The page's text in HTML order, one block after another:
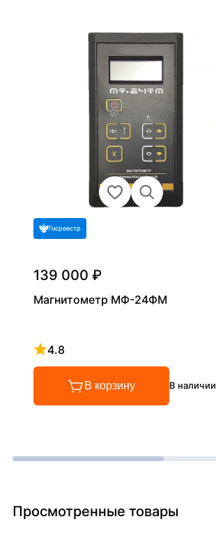
Госреестр
139 000 ₽
Магнитометр МФ-24ФМ
4.8
Рейтинг 4.8 из 5
В корзину В наличии
Просмотренные товары